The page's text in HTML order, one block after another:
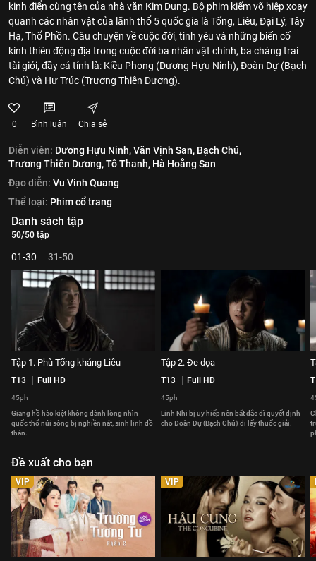
kinh điển cùng tên của nhà văn Kim Dung. Bộ phim kiếm võ hiệp xoay
quanh các nhân vật của lãnh thổ 5 quốc gia là Tống, Liêu, Đại Lý, Tây
Hạ, Thổ Phồn. Câu chuyện về cuộc đời, tình yêu và những biến cố
kinh thiên động địa trong cuộc đời ba nhân vật chính, ba chàng trai
tài giỏi, đầy cá tính là: Kiều Phong (Dương Hựu Ninh), Đoàn Dự (Bạch
Chú) và Hư Trúc (Trương Thiên Dương).
0 Bình luận Chia sẻ
Diễn viên: Dương Hựu Ninh,Văn Vịnh San, Bạch Chú,
Trương Thiên Dương,Tô Thanh, Hà Hoằng San
Đạo diễn: Vu Vinh Quang
Thể loại: Phim cổ trang
Danh sách tập
50/50 tập
01-30 31-50
Tập 1. Phù Tống kháng Liêu
T13 Full HD
45ph
Giang hồ hào kiệt không đành lòng nhìn
quốc thổ núi sông bị nghiền nát, sinh linh đồ
thán.
Tập 2. Đe dọa
T13 Full HD
45ph
Linh Nhi bị uy hiếp nên bất đắc dĩ quyết định
cho Đoàn Dự (Bạch Chú) đi lấy thuốc giải.
Đề xuất cho bạn
VIP VIP